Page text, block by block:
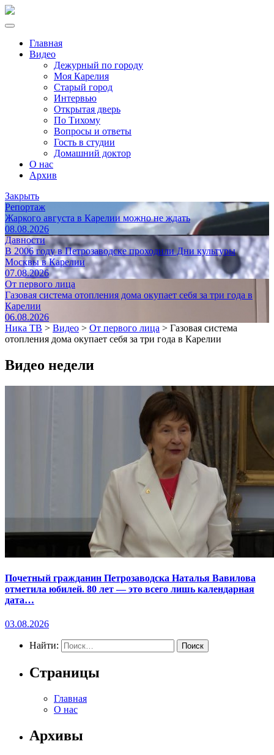
Главная
Видео
Дежурный по городу
Моя Карелия
Старый город
Интервью
Открытая дверь
По Тихому
Вопросы и ответы
Гость в студии
Домашний доктор
О нас
Архив
Закрыть
Репортаж
Жаркого августа в Карелии можно не ждать
08.08.2026
Давности
В 2006 году в Петрозаводске проходили Дни культуры
Москвы в Карелии
07.08.2026
От первого лица
Газовая система отопления дома окупает себя за три года в
Карелии
06.08.2026
Ника ТВ > Видео > От первого лица > Газовая система
отопления дома окупает себя за три года в Карелии
Видео недели
Почетный гражданин Петрозаводска Наталья Вавилова
отметила юбилей. 80 лет — это всего лишь календарная
дата…
03.08.2026
Найти:
Страницы
Главная
О нас
Архивы